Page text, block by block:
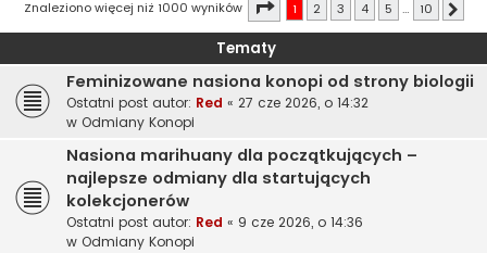
Znaleziono więcej niż 1000 wyników Strona1 10
1 2 3 4 5 … 10
Tematy
Feminizowane nasiona konopi od strony biologii
Ostatni post autor: Red « 27 cze 2026, o 14:32
w Odmiany Konopi
Nasiona marihuany dla początkujących –
najlepsze odmiany dla startujących
kolekcjonerów
Ostatni post autor: Red « 9 cze 2026, o 14:36
w Odmiany Konopi